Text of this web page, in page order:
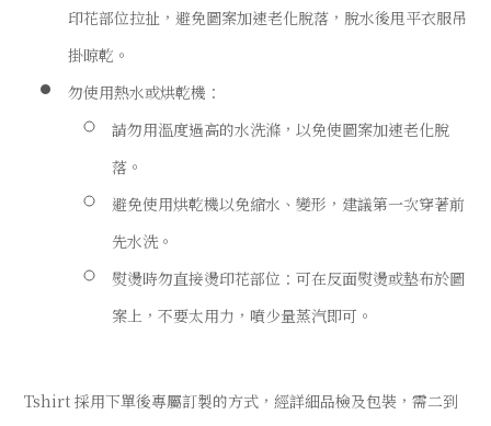
印花部位拉扯，避免圖案加速老化脫落，脫水後甩平衣服吊
掛晾乾。
勿使用熱水或烘乾機：
請勿用溫度過高的水洗滌，以免使圖案加速老化脫
落。
避免使用烘乾機以免縮水、變形，建議第一次穿著前
先水洗。
熨燙時勿直接燙印花部位：可在反面熨燙或墊布於圖
案上，不要太用力，噴少量蒸汽即可。
Tshirt 採用下單後專屬訂製的方式，經詳細品檢及包裝，需二到